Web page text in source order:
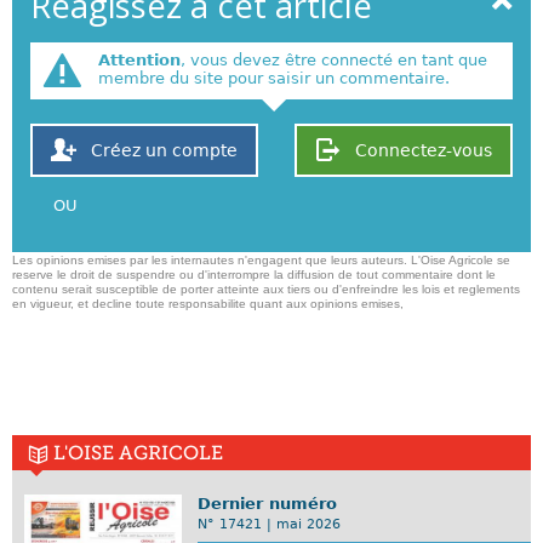
Attention, vous devez être connecté en tant que
membre du site pour saisir un commentaire.
Connectez-vous
Créez un compte
OU
Les opinions emises par les internautes n'engagent que leurs auteurs. L'Oise Agricole se
reserve le droit de suspendre ou d'interrompre la diffusion de tout commentaire dont le
contenu serait susceptible de porter atteinte aux tiers ou d'enfreindre les lois et reglements
en vigueur, et decline toute responsabilite quant aux opinions emises,
L'OISE AGRICOLE
Dernier numéro
N° 17421 | mai 2026